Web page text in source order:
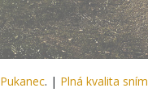
Pukanec. | Plná kvalita